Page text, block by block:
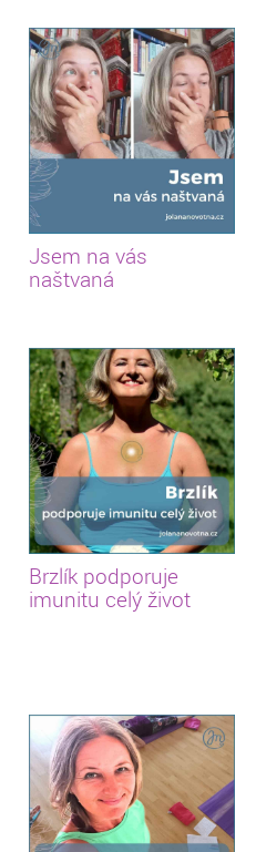
Jsem na vás
naštvaná
Brzlík podporuje
imunitu celý život